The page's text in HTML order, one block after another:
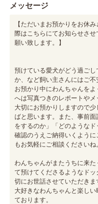
メッセージ
【ただいまお預かりをお休
際はこちらにてお知らせさ
願い致します。】
預けている愛犬がどう過ご
か、など飼い主さんにはご不
お預かり中にわんちゃんを
へは写真つきのレポートやメ
大切にお預かりしますので
ばと思います。また、事前
をするのか」「どのような
確認のうえご納得いくよう
もお気軽にご相談くださいね
わんちゃんがまたうちに来
て預けてくださるようなド
切にお世話させていただきま
大好きなわんちゃんと楽し
ております。